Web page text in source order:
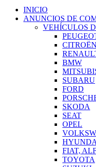
INICIO
ANUNCIOS DE
VEHÍCULOS
CITROËN
BMW
SUBARU
FORD
SKODA
SEAT
OPEL
FIAT,
TOYOTA